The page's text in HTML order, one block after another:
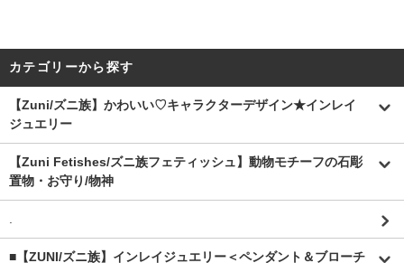
カテゴリーから探す
【Zuni/ズニ族】かわいい♡キャラクターデザイン★インレイ
ジュエリー
【Zuni Fetishes/ズニ族フェティッシュ】動物モチーフの石彫
置物・お守り/物神
.
■【ZUNI/ズニ族】インレイジュエリー＜ペンダント＆ブローチ